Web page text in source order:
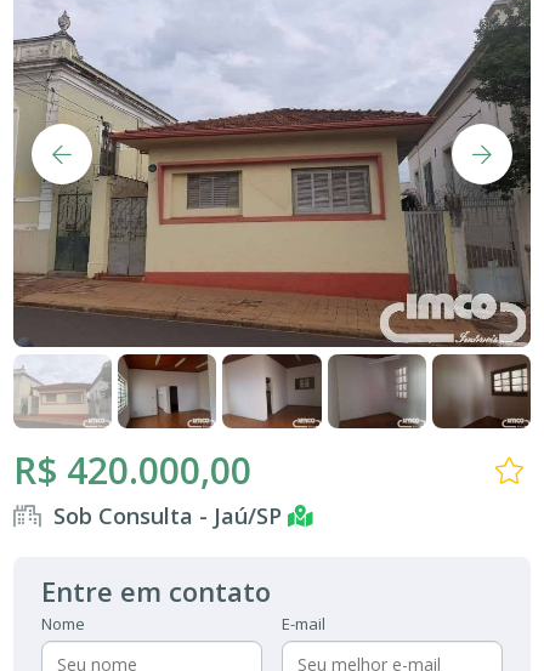
R$ 420.000,00
Sob Consulta - Jaú/SP
Entre em contato
Nome E-mail